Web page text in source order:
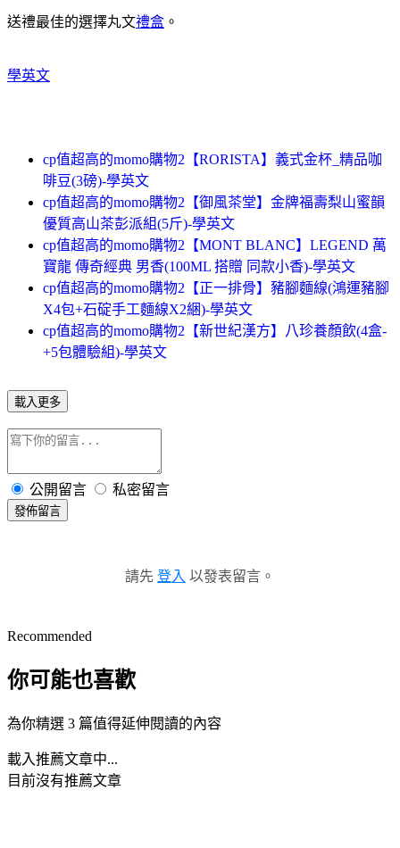
送禮最佳的選擇丸文禮盒 。
學英文
cp值超高的momo購物2【RORISTA】義式金杯_精品咖
啡豆(3磅)-學英文
cp值超高的momo購物2【御風茶堂】金牌福壽梨山蜜韻
優質高山茶彭派組(5斤)-學英文
cp值超高的momo購物2【MONT BLANC】LEGEND 萬
寶龍 傳奇經典 男香(100ML 搭贈 同款小香)-學英文
cp值超高的momo購物2【正一排骨】豬腳麵線(鴻運豬腳
X4包+石碇手工麵線X2綑)-學英文
cp值超高的momo購物2【新世紀漢方】八珍養顏飲(4盒-
+5包體驗組)-學英文
載入更多
公開留言 私密留言
發佈留言
請先 登入 以發表留言。
Recommended
你可能也喜歡
為你精選 3 篇值得延伸閱讀的內容
載入推薦文章中...
目前沒有推薦文章